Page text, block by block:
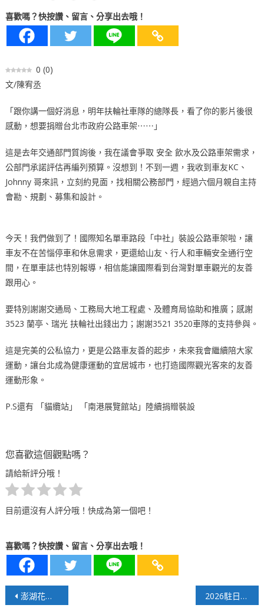
喜歡嗎？快按讚、留言、分享出去哦！
0 (0)
文/陳宥丞
「跟你講一個好消息，明年扶輪社車隊的總隊長，看了你的影片後很
感動，想要捐贈台北市政府公路車架⋯⋯」
這是去年交通部門質詢後，我在議會爭取 安全 飲水及公路車架需求，
公部門承諾評估再編列預算。沒想到！不到一週，我收到車友KC、
Johnny 哥來訊，立刻約見面，找相關公務部門，經過六個月親自主持
會勘、規劃、募集和設計。
今天！我們做到了！國際知名單車路段「中社」裝設公路車架啦，讓
車友不在苦惱停車和休息需求，更還給山友、行人和車輛安全通行空
間，在單車誌也特別報導，相信能讓國際看到台灣對單車觀光的友善
跟用心。
要特別謝謝交通局、工務局大地工程處、及體育局協助和推廣；感謝
3523 蘭亭、瑞光 扶輪社出錢出力；謝謝3521 3520車隊的支持參與。
這是完美的公私協力，更是公路車友善的起步，未來我會繼續陪大家
運動，讓台北成為健康運動的宜居城市，也打造國際觀光客來的友善
運動形象。
P.S還有 「貓纜站」 「南港展覽館站」陸續捐贈裝設
您喜歡這個觀點嗎？
請給新評分哦！
目前還沒有人評分哦！快成為第一個吧！
喜歡嗎？快按讚、留言、分享出去哦！
文澎湖花火節新鮮感下滑，危機成轉機？ 2026駐日美軍座間基地開放